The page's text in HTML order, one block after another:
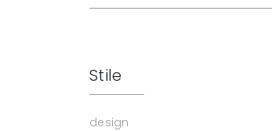
Stile
design